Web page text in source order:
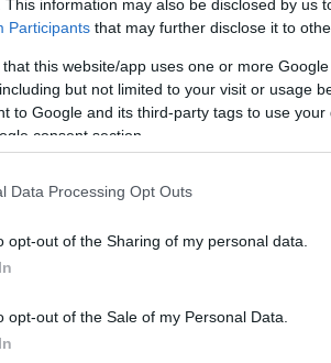
This information may also be disclosed by us
Participants that may further disclose it to
that this website/app uses one or more
but not limited to your visit or usage
to Google and its third-party tags to use
consent section.
Data Processing Opt Outs
opt-out of the Sharing of my personal data.
opt-out of the Sale of my Personal Data.
μας στο